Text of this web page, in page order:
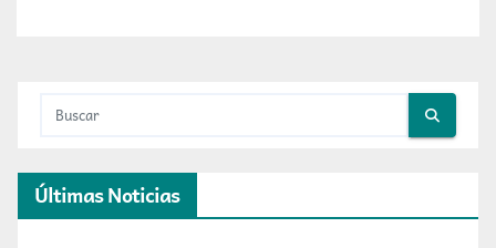
Últimas Noticias